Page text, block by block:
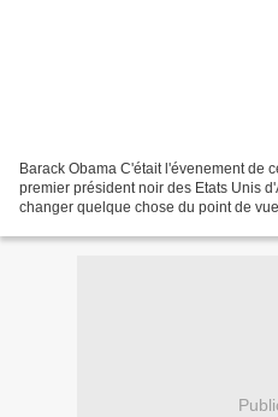
Barack Obama C'était l'évenement de
premier président noir des Etats Unis
changer quelque chose du point de